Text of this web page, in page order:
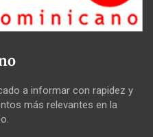
a informar con rapidez y
más relevantes en la